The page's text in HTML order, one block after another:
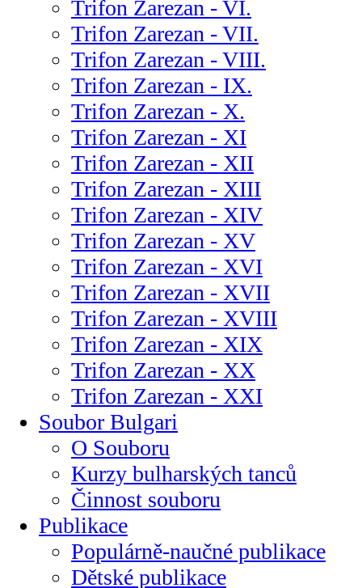
Trifon Zarezan - VI.
Trifon Zarezan - VII.
Trifon Zarezan - VIII.
Trifon Zarezan - IX.
Trifon Zarezan - X.
Trifon Zarezan - XI
Trifon Zarezan - XII
Trifon Zarezan - XIII
Trifon Zarezan - XIV
Trifon Zarezan - XV
Trifon Zarezan - XVI
Trifon Zarezan - XVII
Trifon Zarezan - XVIII
Trifon Zarezan - XIX
Trifon Zarezan - XX
Trifon Zarezan - XXI
Soubor Bulgari
O Souboru
Kurzy bulharských tanců
Činnost souboru
Publikace
Populárně-naučné publikace
Dětské publikace